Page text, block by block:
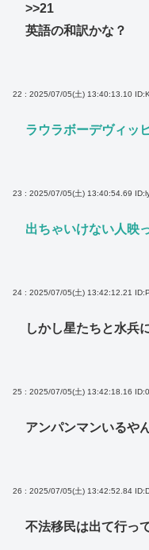
>>21
英語の和訳かな？
22 : 2025/07/05(土) 13:40:13.10
ラウラボーデヴィッ
23 : 2025/07/05(土) 13:40:54.69
出ちゃいけない人映
24 : 2025/07/05(土) 13:42:12.21
しかし星たちと水兵
25 : 2025/07/05(土) 13:42:18.16
アンパンマンいるや
26 : 2025/07/05(土) 13:42:52.84
不法移民は出て行っ